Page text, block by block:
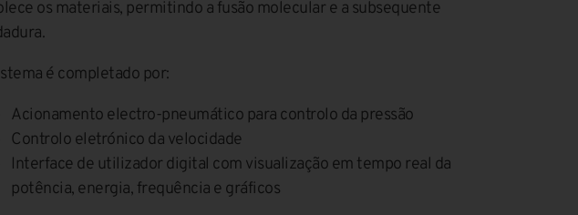
os materiais, permitindo a fusão molecular e a subsequente
é completado por:
Acionamento electro-pneumático para controlo da pressão
Controlo eletrónico da velocidade
Interface de utilizador digital com visualização em tempo real da
potência, energia, frequência e gráficos